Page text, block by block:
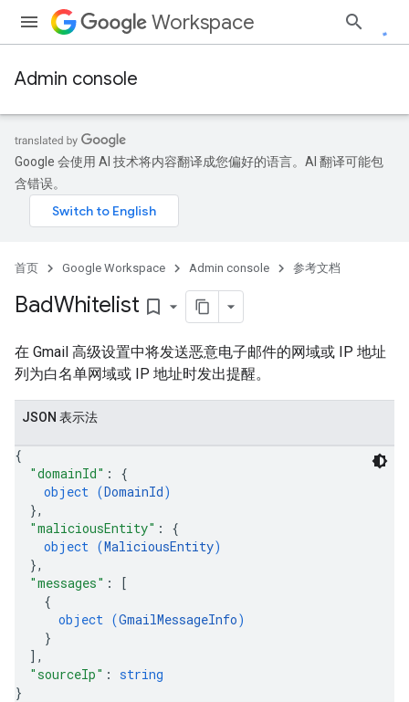
Workspace
Admin console
Google 会使用 AI 技术将内容翻译成您偏好的语言。AI 翻译可能包
含错误。
首页 Google Workspace Admin console 参考文档
BadWhitelist bookmark_border
在 Gmail 高级设置中将发送恶意电子邮件的网域或 IP 地址
列为白名单网域或 IP 地址时发出提醒。
JSON 表示法
{
"domainId" : {
object (DomainId)
},
"maliciousEntity" : {
object (MaliciousEntity)
},
"messages" :
[
{
object (GmailMessageInfo)
}
] ,
"sourceIp" : string
}